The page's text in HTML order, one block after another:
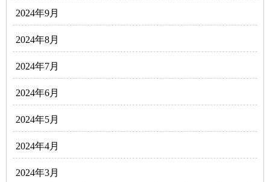
2024年9月
2024年8月
2024年7月
2024年6月
2024年5月
2024年4月
2024年3月